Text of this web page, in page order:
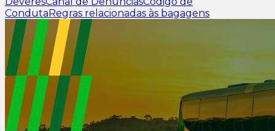
CondutaRegras relacionadas às bagagens